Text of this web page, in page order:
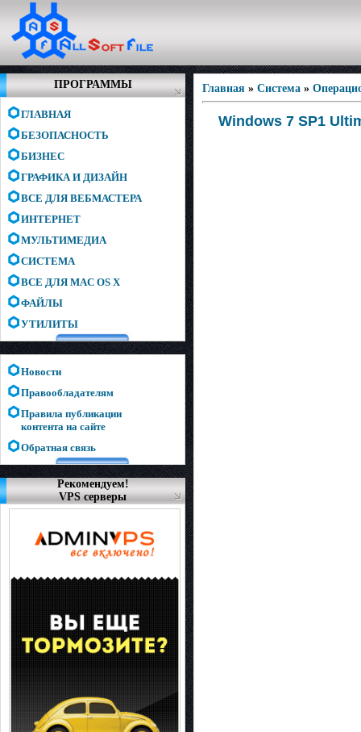
ПРОГРАММЫ
ГЛАВНАЯ
БЕЗОПАСНОСТЬ
БИЗНЕС
ГРАФИКА И ДИЗАЙН
ВСЕ ДЛЯ ВЕБМАСТЕРА
ИНТЕРНЕТ
МУЛЬТИМЕДИА
СИСТЕМА
ВСЕ ДЛЯ MAC OS X
ФАЙЛЫ
УТИЛИТЫ
Новости
Правообладателям
Правила публикации
контента на сайте
Обратная связь
Рекомендуем!
VPS серверы
Главная » Система »
Windows 7 SP1